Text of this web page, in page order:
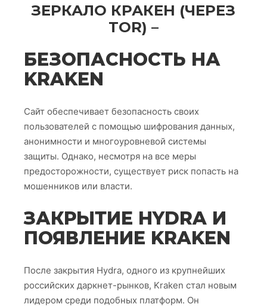
ЗЕРКАЛО КРАКЕН (ЧЕРЕЗ
TOR) –
БЕЗОПАСНОСТЬ НА
KRAKEN
Сайт обеспечивает безопасность своих
пользователей с помощью шифрования данных,
анонимности и многоуровневой системы
защиты. Однако, несмотря на все меры
предосторожности, существует риск попасть на
мошенников или власти.
ЗАКРЫТИЕ HYDRA И
ПОЯВЛЕНИЕ KRAKEN
После закрытия Hydra, одного из крупнейших
российских даркнет-рынков, Kraken стал новым
лидером среди подобных платформ. Он